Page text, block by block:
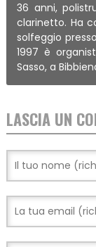
36 anni,
clarinetto. Ha
solfeggio
1997 è
Sasso, a
LASCIA UN